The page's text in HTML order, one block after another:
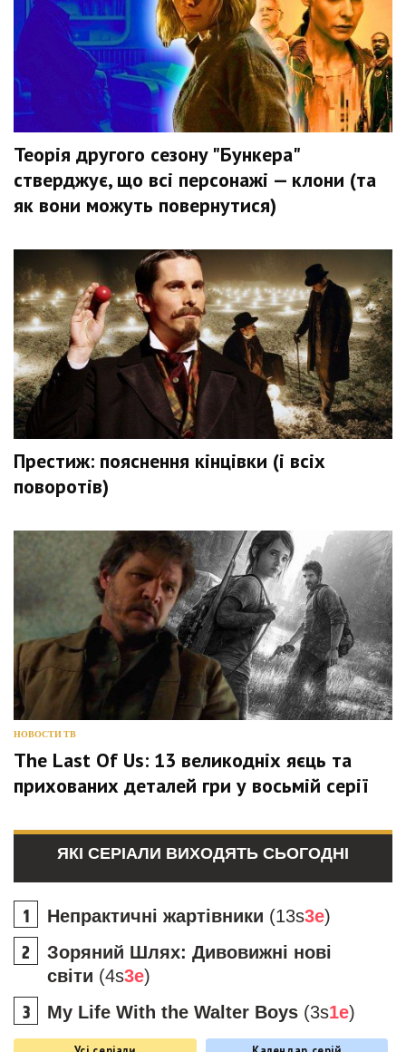
Теорія другого сезону "Бункера"
стверджує, що всі персонажі — клони (та
як вони можуть повернутися)
Престиж: пояснення кінцівки (і всіх
поворотів)
НОВОСТИ ТВ
The Last Of Us: 13 великодніх яєць та
прихованих деталей гри у восьмій серії
ЯКІ СЕРІАЛИ ВИХОДЯТЬ СЬОГОДНІ
Непрактичні жартівники (13s3e)
Зоряний Шлях: Дивовижні нові
світи (4s3e)
My Life With the Walter Boys (3s1e)